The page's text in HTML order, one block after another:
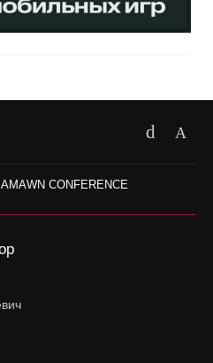
WN CONFERENCE